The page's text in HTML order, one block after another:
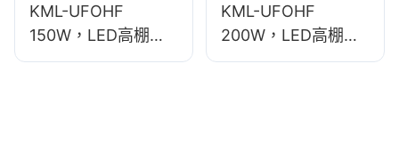
KML-UFOHF
150W，LED高棚燈
供應商，適用於工業
KML-UFOHF
200W，LED高棚燈
供應商，適用於展覽